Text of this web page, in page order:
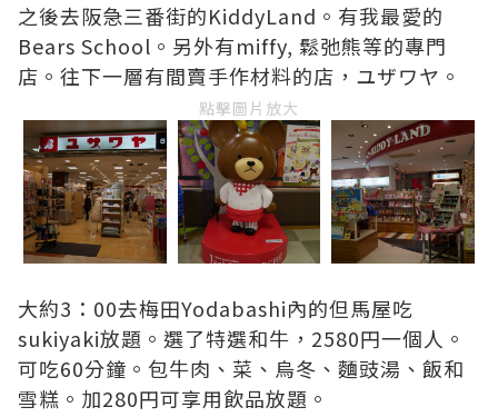
之後去阪急三番街的KiddyLand。有我最愛的
Bears School。另外有miffy, 鬆弛熊等的專門
店。往下一層有間賣手作材料的店，ユザワヤ。
點擊圖片放大
大約3：00去梅田Yodabashi內的但馬屋吃
sukiyaki放題。選了特選和牛，2580円一個人。
可吃60分鐘。包牛肉、菜、烏冬、麵豉湯、飯和
雪糕。加280円可享用飲品放題。